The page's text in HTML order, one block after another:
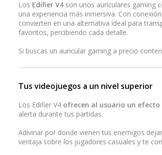
Los Edifier V4 son unos auriculares gaming
una experiencia más inmersiva. Con
convierten en una alternativa ideal para
favoritos, percibiendo cada detalle.
Si buscas un auricular gaming a precio
Tus videojuegos a un nivel superior
Los Edifier V4 ofrecen al usuario un efecto
alerta durante tus partidas.
Adivinar por donde vienen tus enemigos
ventaja sobre los jugadores casuales y te